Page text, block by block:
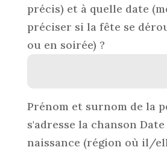
précis) et à quelle date
préciser si la fête se
ou en soirée) ?
Prénom et surnom de la
s'adresse la chanson
naissance (région où il/